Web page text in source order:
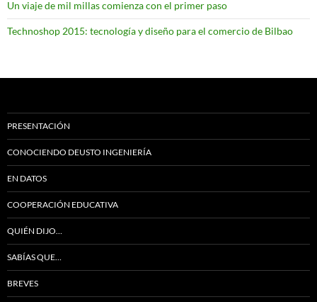
Un viaje de mil millas comienza con el primer paso
Technoshop 2015: tecnología y diseño para el comercio de Bilbao
PRESENTACIÓN
CONOCIENDO DEUSTO INGENIERÍA
EN DATOS
COOPERACIÓN EDUCATIVA
QUIÉN DIJO…
SABÍAS QUE…
BREVES